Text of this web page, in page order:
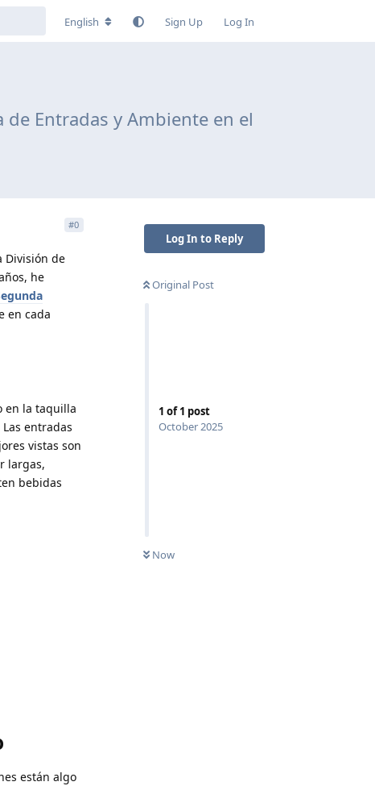
English Sign Up Log In
de Entradas y Ambiente en el
Log In to Reply
Original Post
1 of1 post
October 2025
Now
#0
División de
he
en cada
en la taquilla
entradas
vistas son
largas,
bebidas
están algo